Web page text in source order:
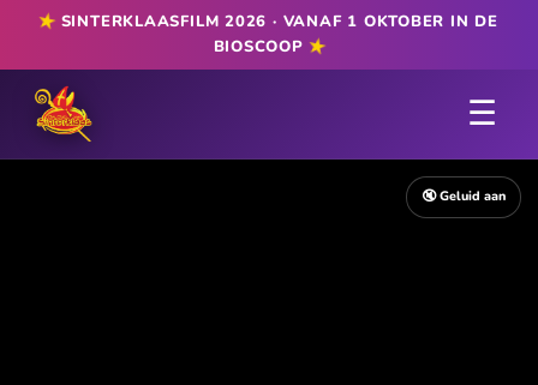
★SINTERKLAASFILM 2026 · VANAF 1 OKTOBER IN DE
BIOSCOOP ★
☰
🔇 Geluid aan